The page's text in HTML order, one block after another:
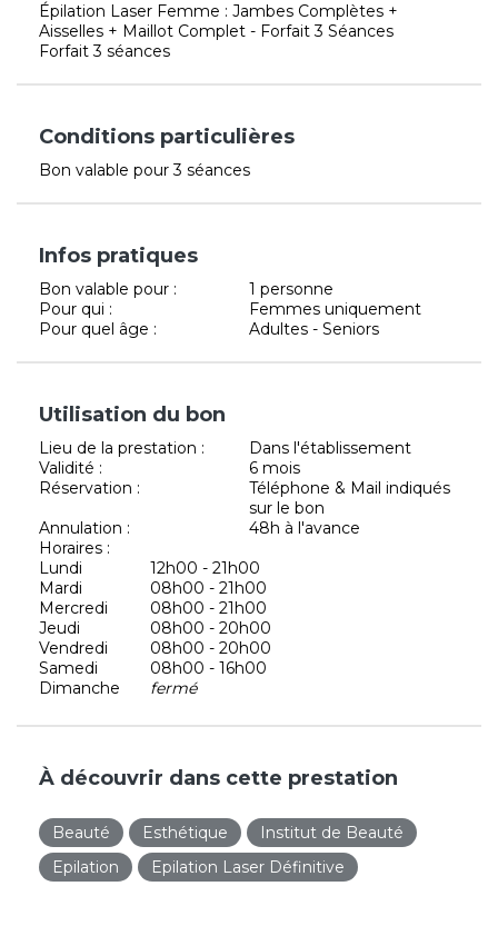
Épilation Laser Femme : Jambes Complètes +
Aisselles + Maillot Complet - Forfait 3 Séances
Forfait 3 séances
Conditions particulières
Bon valable pour 3 séances
Infos pratiques
Bon valable pour :
1 personne
Pour qui :
Femmes uniquement
Pour quel âge :
Adultes - Seniors
Utilisation du bon
Lieu de la prestation :
Dans l'établissement
Validité :
6 mois
Réservation :
Téléphone & Mail indiqués
sur le bon
Annulation :
48h à l'avance
Horaires :
Lundi
12h00 - 21h00
Mardi
08h00 - 21h00
Mercredi
08h00 - 21h00
Jeudi
08h00 - 20h00
Vendredi
08h00 - 20h00
Samedi
08h00 - 16h00
Dimanche
fermé
À découvrir dans cette prestation
Beauté Esthétique
Institut de Beauté
Epilation
Epilation Laser Définitive